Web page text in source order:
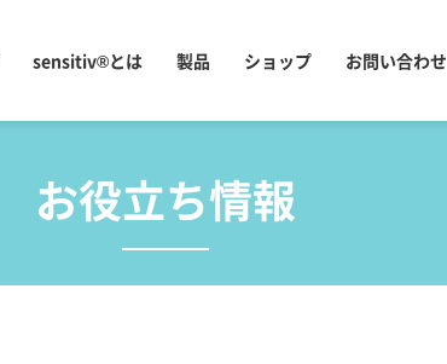
sensitiv®とは 製品 ショップ お問い合わせ
お役立ち情報